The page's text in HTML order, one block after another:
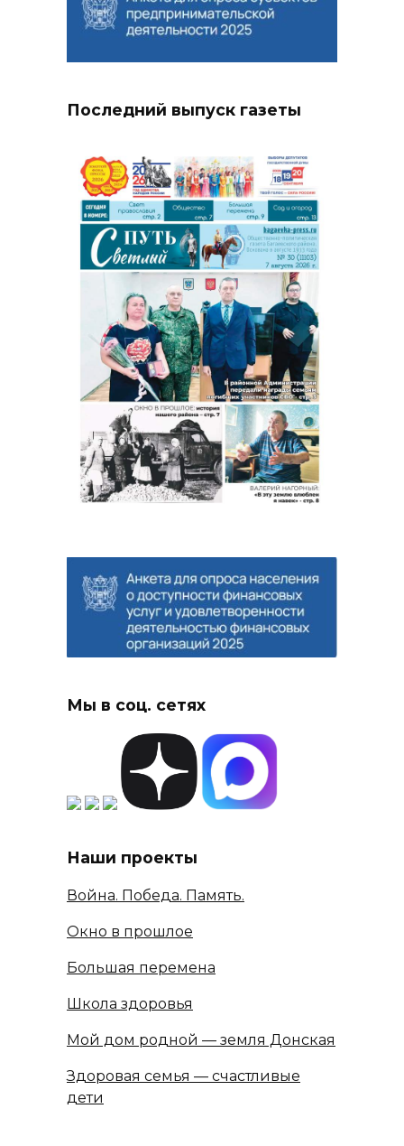
Последний выпуск газеты
Мы в соц. сетях
Наши проекты
Война. Победа. Память.
Окно в прошлое
Большая перемена
Школа здоровья
Мой дом родной — земля Донская
Здоровая семья — счастливые
дети